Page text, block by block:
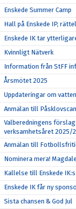
Enskede Summer Camp
Hall på Enskede IP,
Enskede IK tar
Kvinnligt Nätverk
Information från StFF
Årsmötet 2025
Uppdateringar om
Anmälan till
Valberedningens
verksamhetsåret 2025/
Anmälan till
Nominera mera!
Kallelse till Enskede
Enskede IK får ny
Sista chansen & God Jul